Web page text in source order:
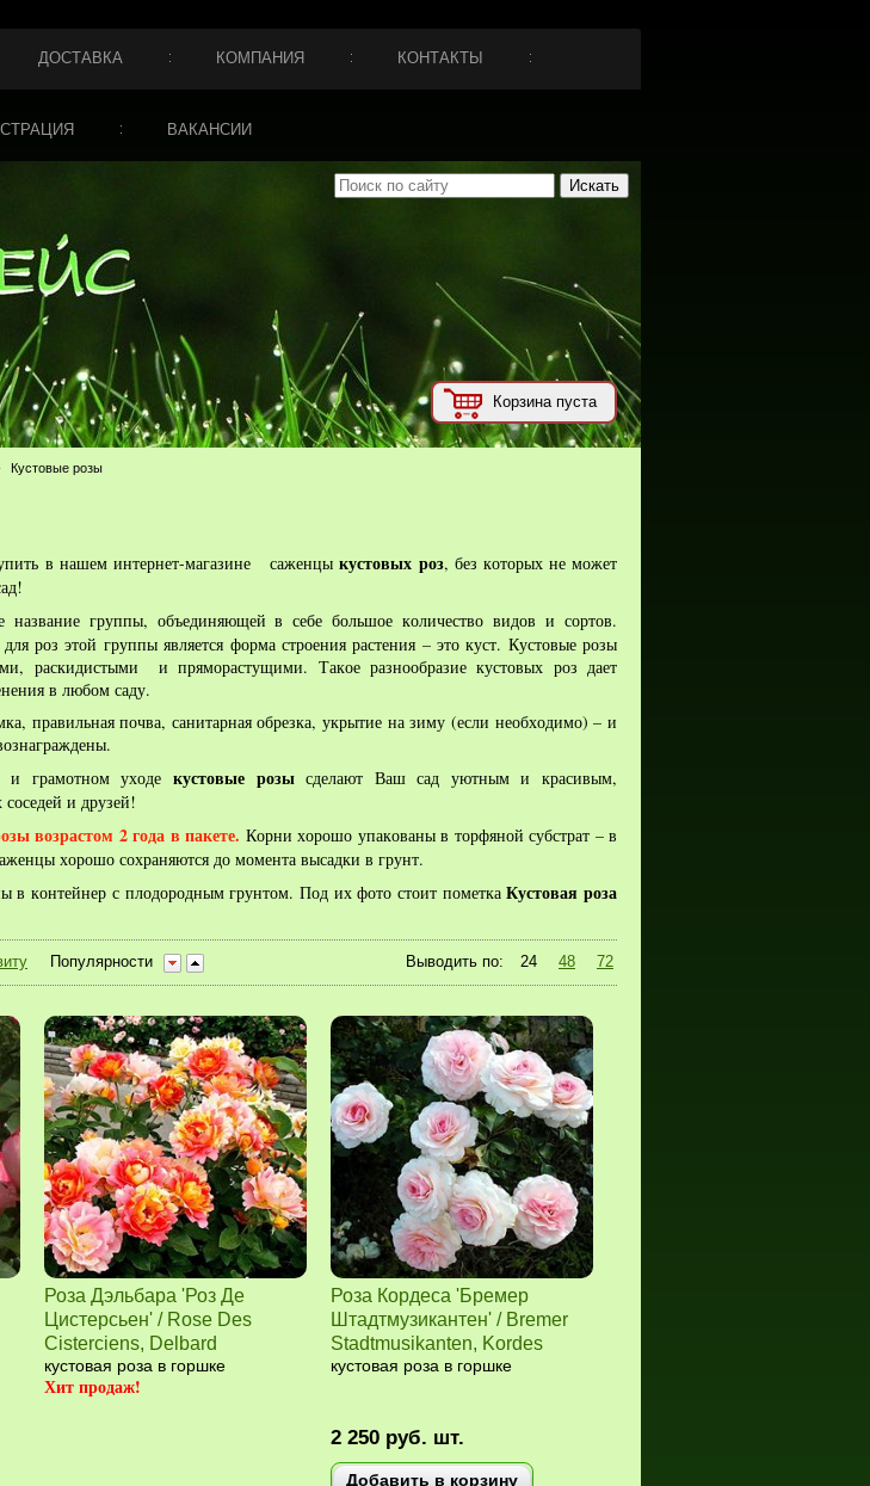
ДОСТАВКА КОМПАНИЯ КОНТАКТЫ
ВАКАНСИИ
Корзина пуста
Кустовые розы
в нашем интернет-магазине саженцыкустовых роз, без которых не может
название группы, объединяющей в себе большое количество видов и сортов.
роз этой группы является форма строения растения – это куст. Кустовые розы
раскидистыми и пряморастущими. Такое разнообразие кустовых роз дает
в любом саду.
правильная почва, санитарная обрезка, укрытие на зиму (если необходимо) – и
и грамотном уходе кустовые розысделают Ваш сад уютным и красивым,
и друзей!
возрастом 2 года в пакете. Корни хорошо упакованы в торфяной субстрат – в
хорошо сохраняются до момента высадки в грунт.
в контейнер с плодородным грунтом. Под их фото стоит пометкаКустовая роза
Выводить по: 24 48 72
Популярности
Роза Дэльбара 'Роз Де
Цистерсьен' / Rose Des
Cisterciens, Delbard
кустовая роза в горшке
Хит продаж!
Роза Кордеса 'Бремер
Штадтмузикантен' / Bremer
Stadtmusikanten, Kordes
кустовая роза в горшке
2 250 руб. шт.
Добавить в корзину